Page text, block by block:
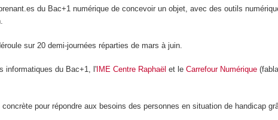
du Bac+1 numérique de concevoir un objet, avec des outils
sur 20 demi-journées réparties de mars à juin.
informatiques du Bac+1, l' IME Centre Raphaël et leCarrefour Numérique
pour répondre aux besoins des personnes en situation de handicap